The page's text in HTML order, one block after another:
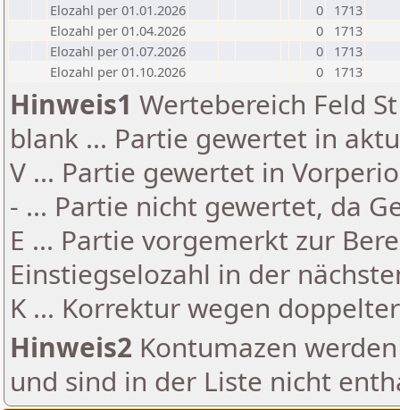
Elozahl per 01.01.2026
0
1713
Elozahl per 01.04.2026
0
1713
Elozahl per 01.07.2026
0
1713
Elozahl per 01.10.2026
0 1713
Hinweis1 Wertebereich Feld
blank ... Partie gewertet in
V ... Partie gewertet in
- ... Partie nicht gewertet, da
E ... Partie vorgemerkt zur
Einstiegselozahl in der
K ... Korrektur wegen
Hinweis2 Kontumazen
und sind in der Liste nicht